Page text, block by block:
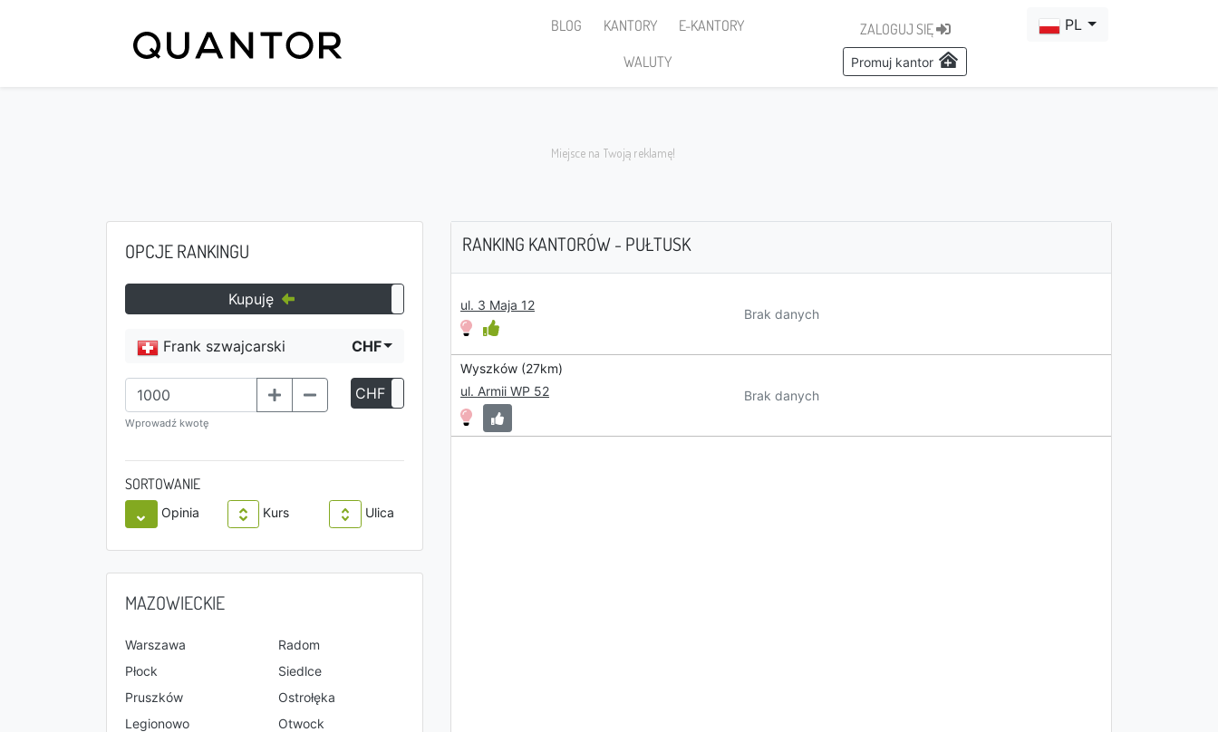
BLOG KANTORY
E-KANTORY
WALUTY
ZALOGUJ SIĘ
Promuj kantor
PL
OPCJE RANKINGU
Kupuję Sprzedaję
Frank szwajcarski CHF
Wprowadź kwotę
CHF
SORTOWANIE
Opinia Kurs Ulica
MAZOWIECKIE
Warszawa
Radom
Płock
Siedlce
Pruszków
Ostrołęka
Legionowo
Otwock
RANKING KANTORÓW - PUŁTUSK
ul. 3 Maja 12
Brak danych
Wyszków (27km)
ul. Armii WP 52
Brak danych